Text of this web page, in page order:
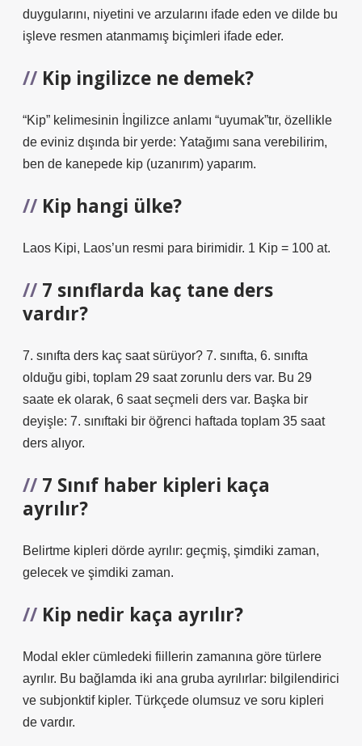
duygularını, niyetini ve arzularını ifade eden ve dilde bu
işleve resmen atanmamış biçimleri ifade eder.
Kip ingilizce ne demek?
“Kip” kelimesinin İngilizce anlamı “uyumak”tır, özellikle
de eviniz dışında bir yerde: Yatağımı sana verebilirim,
ben de kanepede kip (uzanırım) yaparım.
Kip hangi ülke?
Laos Kipi, Laos’un resmi para birimidir. 1 Kip = 100 at.
7 sınıflarda kaç tane ders
vardır?
7. sınıfta ders kaç saat sürüyor? 7. sınıfta, 6. sınıfta
olduğu gibi, toplam 29 saat zorunlu ders var. Bu 29
saate ek olarak, 6 saat seçmeli ders var. Başka bir
deyişle: 7. sınıftaki bir öğrenci haftada toplam 35 saat
ders alıyor.
7 Sınıf haber kipleri kaça
ayrılır?
Belirtme kipleri dörde ayrılır: geçmiş, şimdiki zaman,
gelecek ve şimdiki zaman.
Kip nedir kaça ayrılır?
Modal ekler cümledeki fiillerin zamanına göre türlere
ayrılır. Bu bağlamda iki ana gruba ayrılırlar: bilgilendirici
ve subjonktif kipler. Türkçede olumsuz ve soru kipleri
de vardır.